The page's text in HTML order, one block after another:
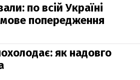
по всій Україні
попередження
як надовго